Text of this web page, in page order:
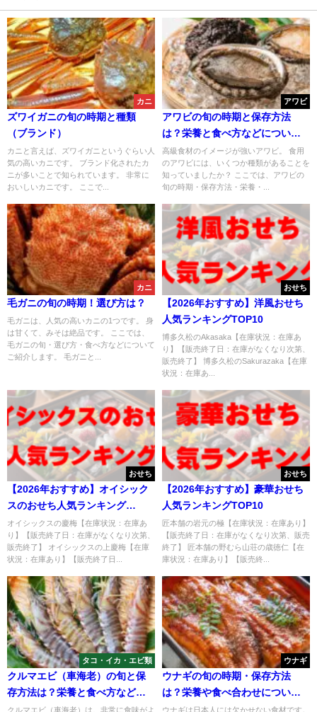
カニ
ズワイガニの旬の時期と種類
（ブランド）
カニと言えば、ズワイガニというぐらい人
気の高いカニです。 ブランド化されたカ
ニが多いことで知られています。 非常に
おいしいカニです。 ここで...
アワビ
アワビの旬の時期と保存方法
は？栄養と食べ方などについて
も解説
高級食材のイメージが強いアワビ。 食用
のアワビには、いくつか種類があることを
知っていましたか？ ここでは、アワビの
旬の時期・保存方法・栄養・...
カニ
毛ガニの旬の時期！選び方は？
毛ガニは、人気の高いカニの1つです。 身
は甘くて、みそは絶品です。 ここでは、
毛ガニの旬・選び方・食べ方などについて
ご紹介します。 毛ガニと...
おせち
【2026年おすすめ】洋風おせち
人気ランキングTOP10
博多久松のAkasaka【在庫状況：在庫あ
り】【販売終了日：在庫がなくなり次第、
販売終了】 博多久松のSakurazaka【在庫
状況：在庫あ...
おせち
【2026年おすすめ】オイシック
スのおせち人気ランキング
TOP10
オイシックスの慶梅【在庫状況：在庫あ
り】【販売終了日：在庫がなくなり次第、
販売終了】 オイシックスの上慶梅【在庫
状況：在庫あり】【販売終了日...
おせち
【2026年おすすめ】豪華おせち
人気ランキングTOP10
匠本舗の岩元の極【在庫状況：在庫あり】
【販売終了日：在庫がなくなり次第、販売
終了】 匠本舗の野むら山荘の歳徳仁【在
庫状況：在庫あり】【販売終...
タコ・イカ・エビ類
クルマエビ（車海老）の旬と保
存方法は？栄養と食べ方などに
ついても解説
クルマエビ（車海老）は、非常に食味がよ
ウナギ
ウナギの旬の時期・保存方法
は？栄養や食べ合わせについて
も解説
ウナギは日本人には欠かせない食材です。